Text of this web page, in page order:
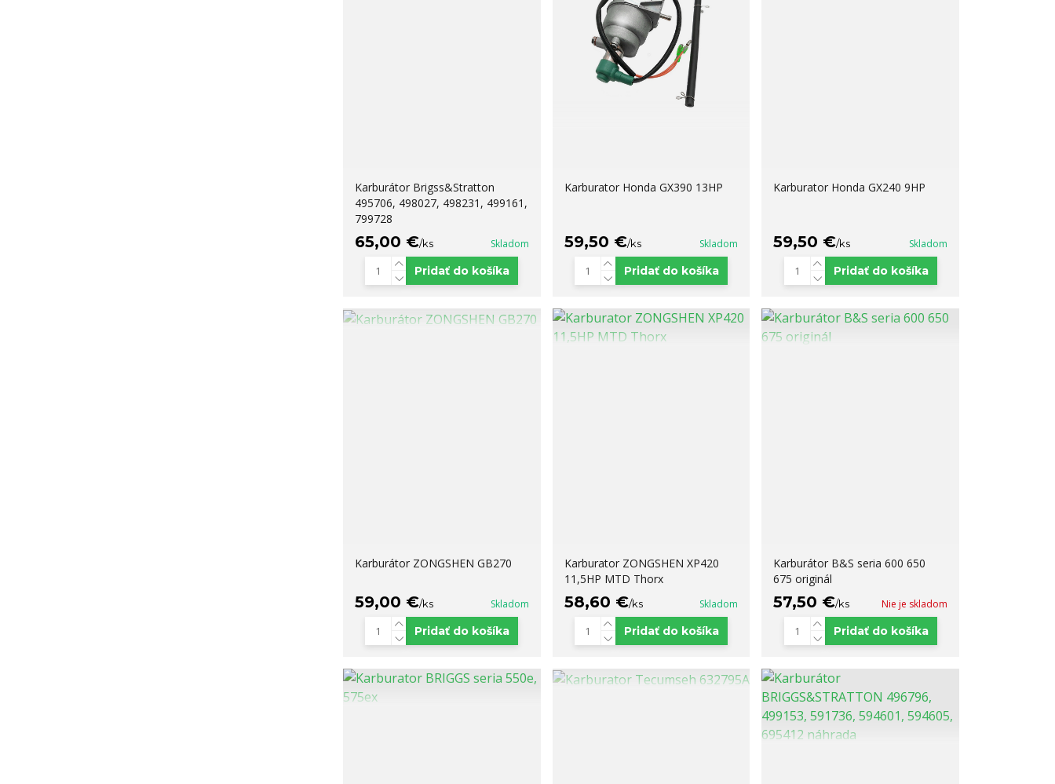
Karburátor Brigss&Stratton
495706, 498027, 498231, 499161,
799728
65,00 €/ks Skladom
Pridať do košíka
Karburator Honda GX390 13HP
59,50 €/ks Skladom
Pridať do košíka
Karburator Honda GX240 9HP
59,50 €/ks Skladom
Pridať do košíka
Karburátor ZONGSHEN GB270
59,00 €/ks Skladom
Pridať do košíka
Karburator ZONGSHEN XP420
11,5HP MTD Thorx
58,60 €/ks Skladom
Pridať do košíka
Karburátor B&S seria 600 650
675 originál
57,50 €/ks Nie je skladom
Pridať do košíka